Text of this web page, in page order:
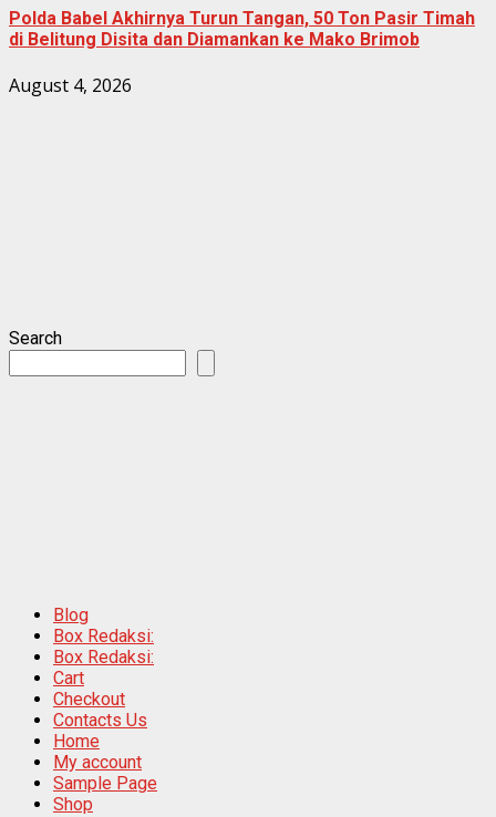
Polda Babel Akhirnya Turun Tangan, 50 Ton Pasir Timah
di Belitung Disita dan Diamankan ke Mako Brimob
August 4, 2026
Search
Blog
Box Redaksi:
Box Redaksi:
Cart
Checkout
Contacts Us
Home
My account
Sample Page
Shop